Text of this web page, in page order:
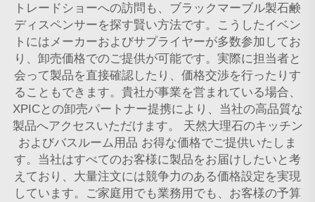
トレードショーへの訪問も、ブラックマーブル製石鹸
ディスペンサーを探す賢い方法です。こうしたイベン
トにはメーカーおよびサプライヤーが多数参加してお
り、卸売価格でのご提供が可能です。実際に担当者と
会って製品を直接確認したり、価格交渉を行ったりす
ることもできます。貴社が事業を営まれている場合、
XPICとの卸売パートナー提携により、当社の高品質な
製品へアクセスいただけます。 天然大理石のキッチン
およびバスルーム用品 お得な価格でご提供いたしま
す。当社はすべてのお客様に製品をお届けしたいと考
えており、大量注文には競争力のある価格設定を実現
しています。ご家庭用でも業務用でも、お客様の予算